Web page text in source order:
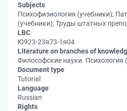
Subjects
Психофизиология (учебники);
(учебники); Труды штатных
LBC
Ю923-23я73-1я04
Literature on branches of
Философские науки. Психология
Document type
Tutorial
Language
Russian
Rights